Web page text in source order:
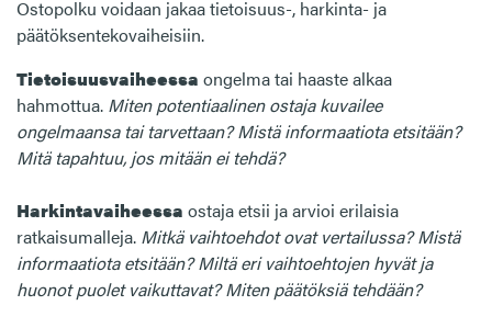
Ostopolku voidaan jakaa tietoisuus-, harkinta- ja
päätöksentekovaiheisiin.
Tietoisuusvaiheessa ongelma tai haaste alkaa
hahmottua. Miten potentiaalinen ostaja kuvailee
ongelmaansa tai tarvettaan? Mistä informaatiota etsitään?
Mitä tapahtuu, jos mitään ei tehdä?
Harkintavaiheessa ostaja etsii ja arvioi erilaisia
ratkaisumalleja. Mitkä vaihtoehdot ovat vertailussa? Mistä
informaatiota etsitään? Miltä eri vaihtoehtojen hyvät ja
huonot puolet vaikuttavat? Miten päätöksiä tehdään?